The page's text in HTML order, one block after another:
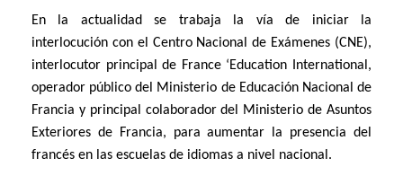
En la actualidad se trabaja la vía de iniciar la
interlocución con el Centro Nacional de Exámenes (CNE),
interlocutor principal de France ‘Education International,
operador público del Ministerio de Educación Nacional de
Francia y principal colaborador del Ministerio de Asuntos
Exteriores de Francia, para aumentar la presencia del
francés en las escuelas de idiomas a nivel nacional.